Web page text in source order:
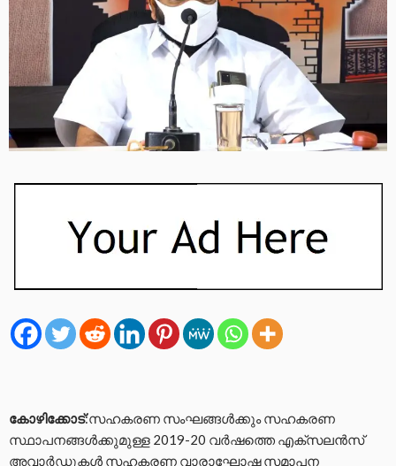
കോഴിക്കോട്:സഹകരണ സംഘങ്ങള്‍ക്കും സഹകരണ
സ്ഥാപനങ്ങള്‍ക്കുമുള്ള 2019-20 വര്‍ഷത്തെ എക്‌സലന്‍സ്
അവാര്‍ഡുകള്‍ സഹകരണ വാരാഘോഷ സമാപന